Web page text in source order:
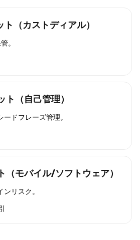
（カストディアル）
。
ト（自己管理）
ドフレーズ管理。
（モバイル/ソフトウェア）
リスク。